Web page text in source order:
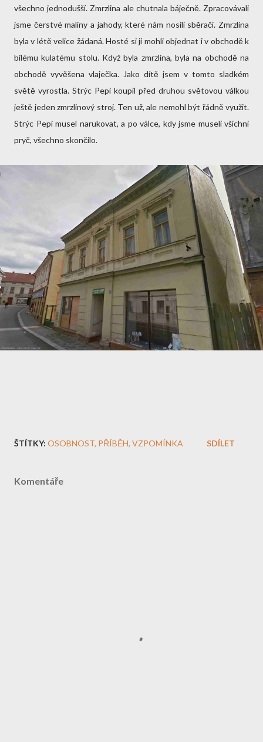
všechno jednodušší. Zmrzlina ale chutnala báječně. Zpracovávali
jsme čerstvé maliny a jahody, které nám nosili sběrači. Zmrzlina
byla v létě velice žádaná. Hosté si ji mohli objednat i v obchodě k
bílému kulatému stolu. Když byla zmrzlina, byla na obchodě na
obchodě vyvěšena vlaječka. Jako dítě jsem v tomto sladkém
světě vyrostla. Strýc Pepi koupil před druhou světovou válkou
ještě jeden zmrzlinový stroj. Ten už, ale nemohl být řádně využit.
Strýc Pepi musel narukovat, a po válce, kdy jsme museli všichni
pryč, všechno skončilo.
ŠTÍTKY: OSOBNOST PŘÍBĚH VZPOMÍNKA SDÍLET
Komentáře